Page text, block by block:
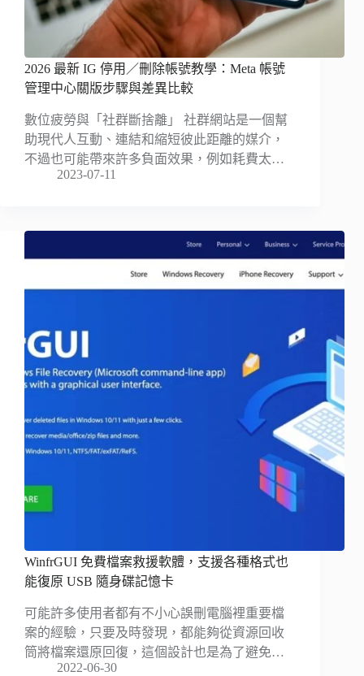
2026 最新 IG 停用／刪除帳號教學：Meta 帳號
管理中心關版步驟與差異比較
數位疲勞與「社群斷捨離」 社群網站是一個幫
助現代人互動、連結和縮短彼此距離的媒介，
不過也可能帶來許多負面效果，例如耗費太…
2023-07-11
WinfrGUI 免費檔案救援軟體，支援各種格式也
能復原 USB 隨身碟記憶卡
可能許多使用者都有不小心誤刪電腦裡重要檔
案的經驗，只要及時發現，都能夠從資源回收
筒將檔案還原回復，這個設計也是為了避免…
2022-06-30